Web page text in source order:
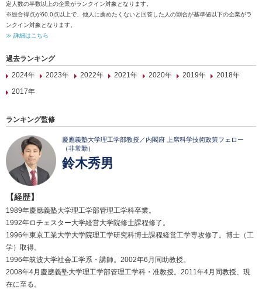
定人数の半数以上の企業がランクイン対象となります。
※総合得点が60.0点以上で、他人に薦めたくないと回答した人の割合が基準値以下の企業がラ
ンクイン対象となります。
≫ 詳細はこちら
過去ランキング
2024年
2023年 2022年 2021年 2020年 2019年
2018年
2017年
ランキング監修
慶應義塾大学理工学部教授／内閣府 上席科学技術政策フェロー
（非常勤）
鈴木秀男
【経歴】
1989年慶應義塾大学理工学部管理工学科卒業。
1992年ロチェスター大学経営大学院修士課程修了。
1996年東京工業大学大学院理工学研究科博士課程経営工学専攻修了。博士（工
学）取得。
1996年筑波大学社会工学系・講師。2002年6月同助教授。
2008年4月慶應義塾大学理工学部管理工学科・准教授。2011年4月同教授、現
在に至る。